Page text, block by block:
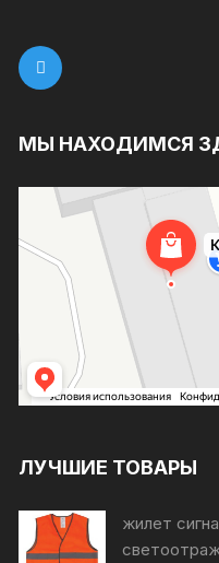
МЫ НАХОДИМСЯ
Каждый день
Магазин хозтоваров и
Товары для дома в Нижнем
ЛУЧШИЕ ТОВАРЫ
жилет